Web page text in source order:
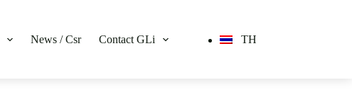
News / Csr Contact GLi TH